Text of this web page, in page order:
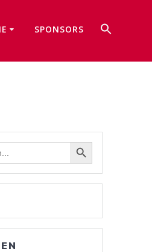
SPONSORS
Zoekknop